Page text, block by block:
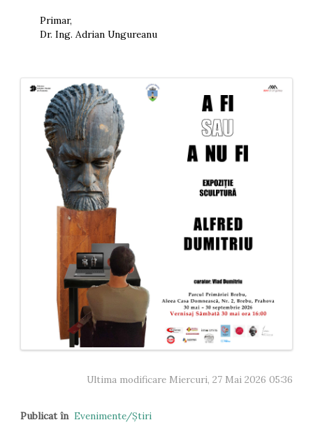
Primar,
Dr. Ing. Adrian Ungureanu
Ultima modificare Miercuri, 27 Mai 2026 05:36
Publicat în Evenimente/Ştiri